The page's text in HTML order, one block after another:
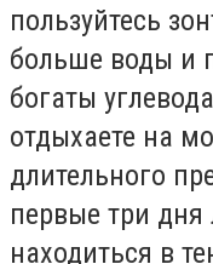
пользуйтесь
больше воды и
богаты
отдыхаете на
длительного
первые три
находиться в